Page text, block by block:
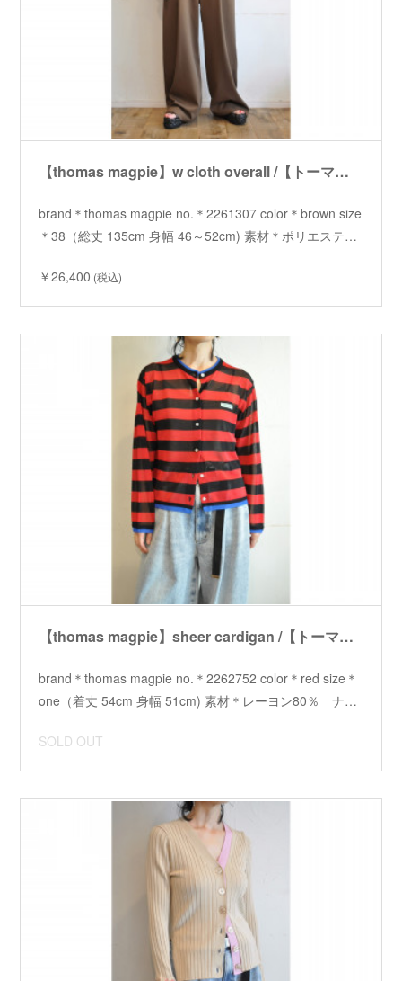
【thomas magpie】w cloth overall /【トーマスマグパイ】ダブルクロスオーバーオール
brand＊thomas magpie no.＊2261307 color＊brown size
＊38（総丈 135cm 身幅 46～52cm) 素材＊ポリエステ…
￥26,400 (税込)
【thomas magpie】sheer cardigan /【トーマスマグパイ】シアーカーディガン
brand＊thomas magpie no.＊2262752 color＊red size＊
one（着丈 54cm 身幅 51cm) 素材＊レーヨン80％ ナ…
SOLD OUT